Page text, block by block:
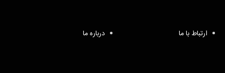
ارتباط با ما درباره ما